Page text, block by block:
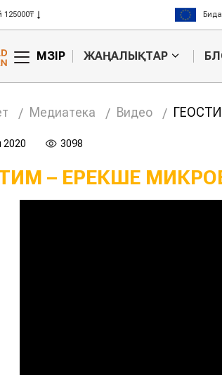
МӘЗІР ЖАҢАЛЫҚТАР
Медиатека Видео
2020 3098
– ЕРЕКШЕ